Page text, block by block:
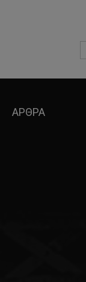
ΑΡΘΡΑ